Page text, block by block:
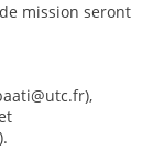
mission seront